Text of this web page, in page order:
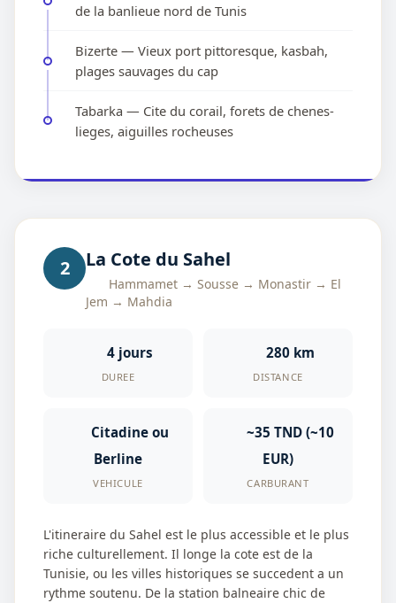
de la banlieue nord de Tunis
Bizerte — Vieux port pittoresque, kasbah,
plages sauvages du cap
Tabarka — Cite du corail, forets de chenes-
lieges, aiguilles rocheuses
2 La Cote du Sahel
Hammamet → Sousse → Monastir → El
Jem → Mahdia
4 jours
DUREE
280 km
DISTANCE
Citadine ou
Berline
VEHICULE
~35 TND (~10
EUR)
CARBURANT
L'itineraire du Sahel est le plus accessible et le plus
riche culturellement. Il longe la cote est de la
Tunisie, ou les villes historiques se succedent a un
rythme soutenu. De la station balneaire chic de